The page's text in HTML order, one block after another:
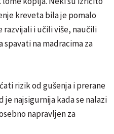
kreveta bila je pomalo
razvijali i učili više, naučili
na madracima za
rizik od gušenja i prerane
najsigurnija kada se nalazi
napravljen za